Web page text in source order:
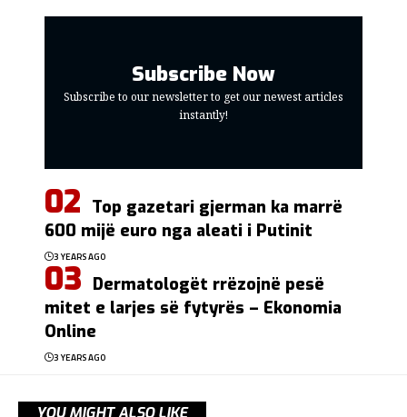
Subscribe Now
Subscribe to our newsletter to get our newest articles
instantly!
Top gazetari gjerman ka marrë
600 mijë euro nga aleati i Putinit
3 YEARS AGO
Dermatologët rrëzojnë pesë
mitet e larjes së fytyrës – Ekonomia
Online
3 YEARS AGO
YOU MIGHT ALSO LIKE